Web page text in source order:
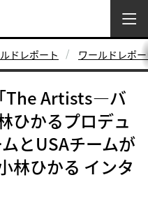
ドレポート ワールドレポ
The Artists―バ
ひかるプロデュ
とUSAチームが
林ひかる インタ